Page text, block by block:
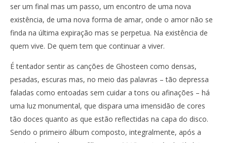
ser um final mas um passo, um encontro de uma nova
existência, de uma nova forma de amar, onde o amor não se
finda na última expiração mas se perpetua. Na existência de
quem vive. De quem tem que continuar a viver.
É tentador sentir as canções de Ghosteen como densas,
pesadas, escuras mas, no meio das palavras – tão depressa
faladas como entoadas sem cuidar a tons ou afinações – há
uma luz monumental, que dispara uma imensidão de cores
tão doces quanto as que estão reflectidas na capa do disco.
Sendo o primeiro álbum composto, integralmente, após a